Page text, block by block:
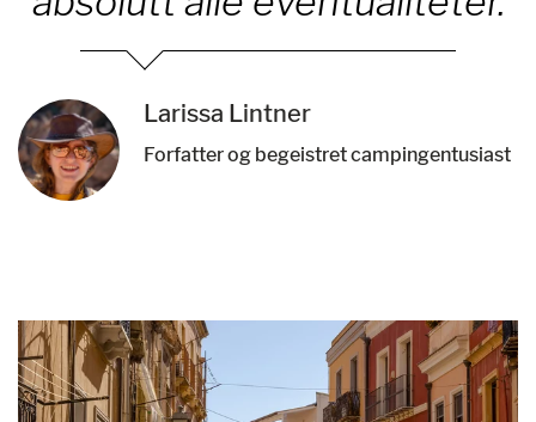
Larissa Lintner
Forfatter og begeistret campingentusiast